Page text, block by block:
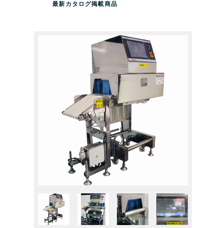
最新カタログ掲載商品